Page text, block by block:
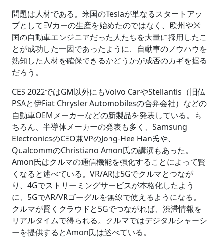
問題は人材である。米国のTeslaが単なるスタートアッ
プとしてEVカーの生産を始めたのではなく、欧州や米
国の自動車エンジニアだった人たちを大量に採用したこ
とが成功した一因であったように、自動車のノウハウを
熟知した人材を確保できるかどうかが成否のカギを握る
だろう。
CES 2022ではGM以外にもVolvo CarやStellantis（旧仏
PSAと伊Fiat Chrysler Automobilesの合弁会社）などの
自動車OEMメーカーなどの新製品を発表している。も
ちろん、半導体メーカーの発表も多く、Samsung
ElectronicsのCEO兼VPのJong-Hee Han氏や、
QualcommのChristiano Amon氏の講演もあった。
Amon氏はクルマの通信機能を強化することによって賢
くなると述べている。VR/ARは5Gでクルマとつなが
り、4Gでストリーミングサービスが本格化したよう
に、5GでAR/VRゴーグルを無線で使えるようになる。
クルマが賢くクラウドと5Gでつながれば、渋滞情報を
リアルタイムで得られる。クルマではデジタルシャーシ
ーを提供するとAmon氏は述べている。